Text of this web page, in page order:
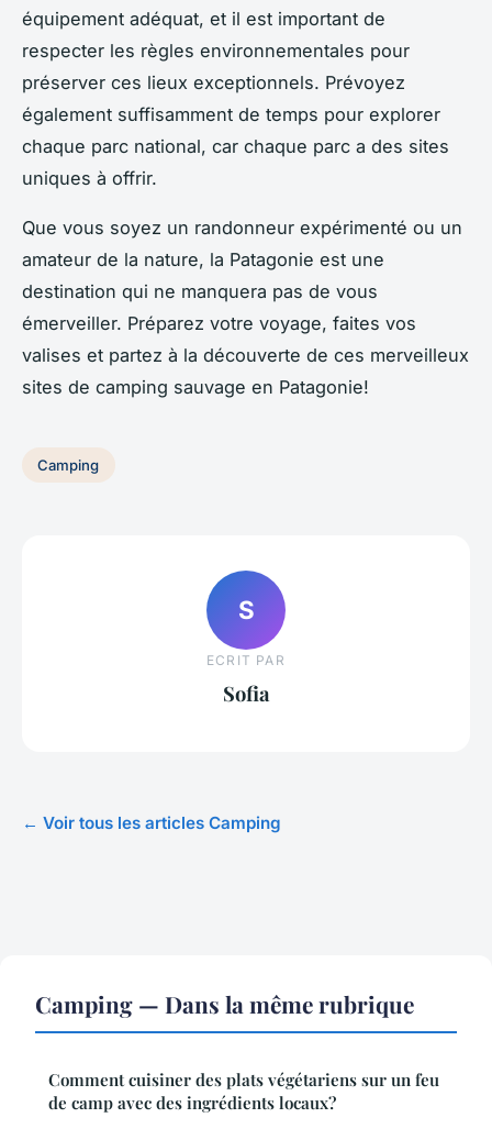
équipement adéquat, et il est important de
respecter les règles environnementales pour
préserver ces lieux exceptionnels. Prévoyez
également suffisamment de temps pour explorer
chaque parc national, car chaque parc a des sites
uniques à offrir.
Que vous soyez un randonneur expérimenté ou un
amateur de la nature, la Patagonie est une
destination qui ne manquera pas de vous
émerveiller. Préparez votre voyage, faites vos
valises et partez à la découverte de ces merveilleux
sites de camping sauvage en Patagonie!
Camping
S
ECRIT PAR
Sofia
← Voir tous les articles Camping
Camping — Dans la même rubrique
Comment cuisiner des plats végétariens sur un feu
de camp avec des ingrédients locaux?